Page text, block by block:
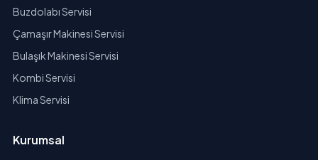
Buzdolabı Servisi
Çamaşır Makinesi Servisi
Bulaşık Makinesi Servisi
Kombi Servisi
Klima Servisi
Kurumsal